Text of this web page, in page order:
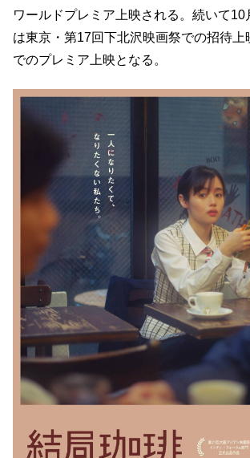
ワールドプレミア上映される。続いて10
は東京・第17回下北沢映画祭での招待上
でのプレミア上映となる。